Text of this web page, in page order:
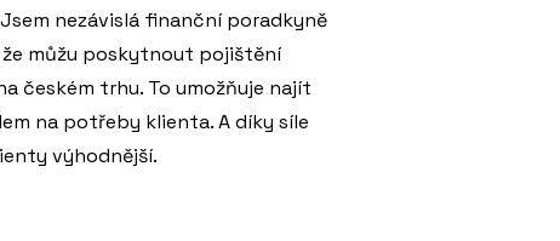
nezávislá finanční poradkyně
že můžu poskytnout pojištění
českém trhu. To umožňuje najít
na potřeby klienta. A díky síle
výhodnější.